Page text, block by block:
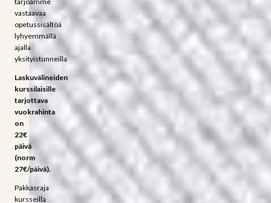
vastaavaa
opetussisältöä
lyhyemmällä
ajalla
yksityistunneilla
Laskuvälineiden
kurssilaisille
tarjottava
vuokrahinta
on
22€
päivä
(norm
27€/päivä).
Pakkasraja
kursseilla